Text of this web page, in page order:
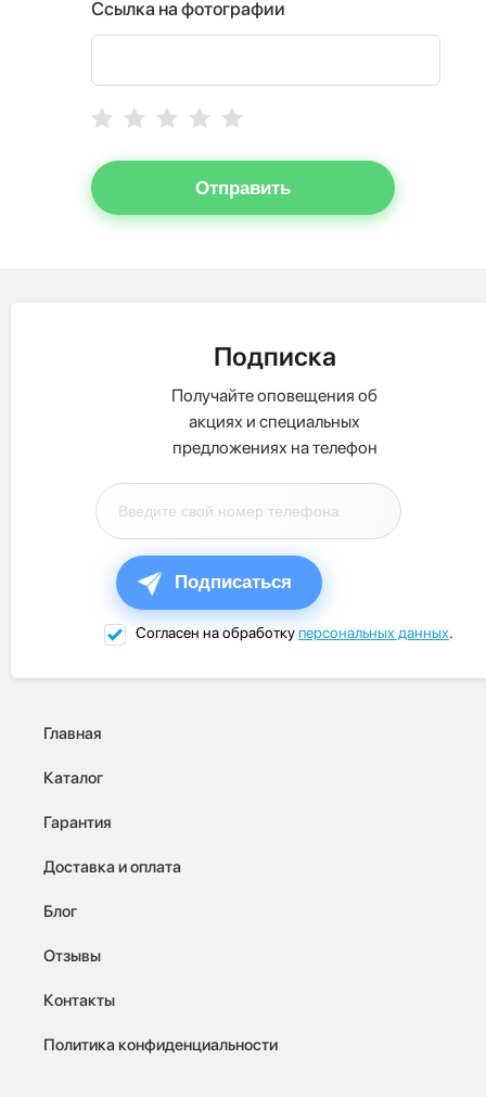
Ссылка на фотографии
Отправить
Подписка
Получайте оповещения об
акциях и специальных
предложениях на телефон
Подписаться
Согласен на обработкуперсональных данных.
Главная
Каталог
Гарантия
Доставка и оплата
Блог
Отзывы
Контакты
Политика конфиденциальности